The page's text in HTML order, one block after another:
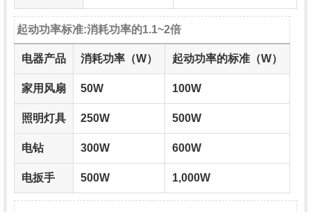
起动功率标准:消耗功率的1.1~2倍
电器产品 消耗功率（W） 起动功率的标准（W）
家用风扇 50W 100W
照明灯具 250W 500W
电钻 300W 600W
电扳手 500W 1,000W